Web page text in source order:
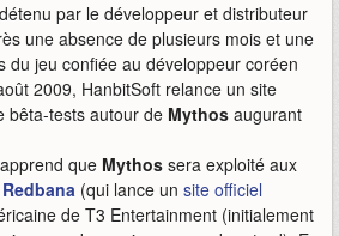
par le développeur et distributeur
une absence de plusieurs mois et une
du jeu confiée au développeur coréen
2009, HanbitSoft relance un site
bêta-tests autour de Mythos augurant
que Mythos sera exploité aux
Redbana (qui lance un site officiel
de T3 Entertainment (initialement